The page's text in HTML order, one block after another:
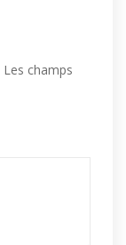
Les champs